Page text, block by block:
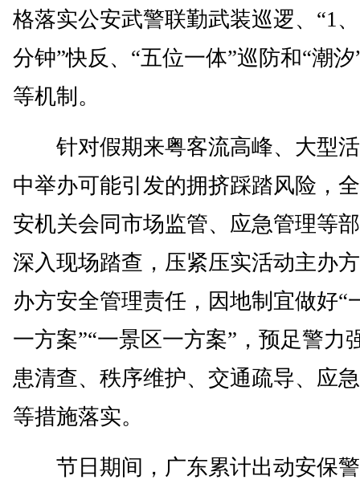
格落实公安武警联勤武装巡逻、“1
分钟”快反、“五位一体”巡防和“潮汐
等机制。
针对假期来粤客流高峰、大型
中举办可能引发的拥挤踩踏风险，
安机关会同市场监管、应急管理等
深入现场踏查，压紧压实活动主办
办方安全管理责任，因地制宜做好“
一方案”“一景区一方案”，预足警力
患清查、秩序维护、交通疏导、应
等措施落实。
节日期间，广东累计出动安保警